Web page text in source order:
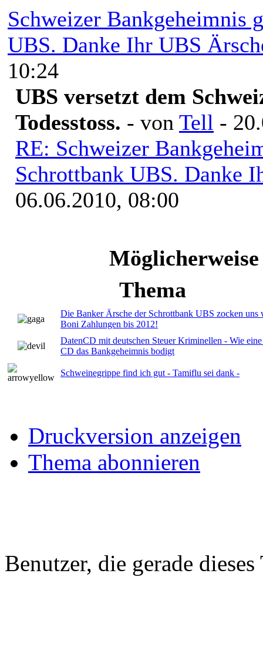
Schweizer Bankgeheimnis
UBS. Danke Ihr UBS
10:24
UBS versetzt dem
Todesstoss. - von Tell -
RE: Schweizer
Schrottbank UBS. Danke
06.06.2010, 08:00
Thema
Die Banker Ärsche der Schrottbank UBS zocken uns
Boni Zahlungen bis 2012!
DatenCD mit deutschen Steuer Kriminellen - Wie
CD das Bankgeheimnis bodigt
Schweinegrippe find ich gut - Tamiflu sei dank -
Druckversion anzeigen
Thema abonnieren
Benutzer, die gerade